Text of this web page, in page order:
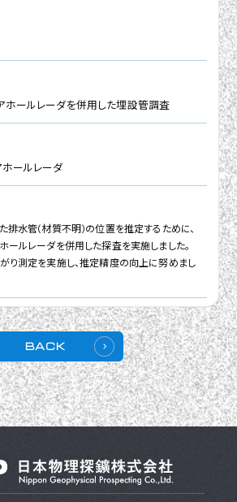
ホールレーダを併用した埋設管調査
ールレーダ
排水管(材質不明)の位置を推定するために、
ールレーダを併用した探査を実施しました。
り測定を実施し、推定精度の向上に努めまし
BACK